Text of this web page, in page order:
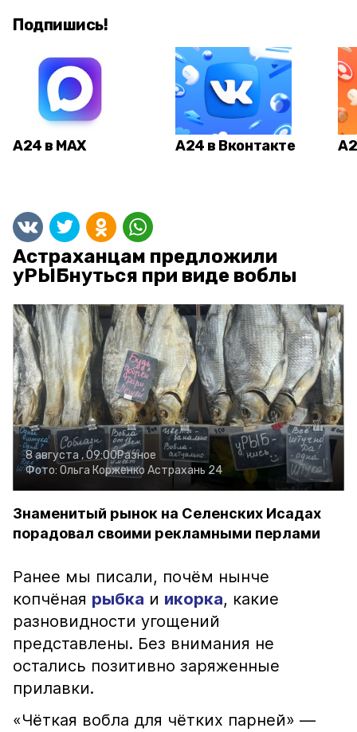
Подпишись!
А24 в MAX А24 в Вконтакте
Астраханцам предложили
уРЫБнуться при виде воблы
8 августа , 09:00Разное
Фото: Ольга Корженко Астрахань 24
Знаменитый рынок на Селенских Исадах
порадовал своими рекламными перлами
Ранее мы писали, почём нынче
копчёная рыбка и икорка, какие
разновидности угощений
представлены. Без внимания не
остались позитивно заряженные
прилавки.
«Чёткая вобла для чётких парней» —